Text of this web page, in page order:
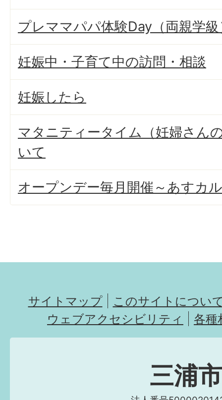
プレママパパ体験Day（両親学級
妊娠中・子育て中の訪問・相談
妊娠したら
マタニティータイム（妊婦さん
いて
オープンデー毎月開催～あすカ
サイトマップ
このサイトについ
ウェブアクセシビリティ
各種
三浦市